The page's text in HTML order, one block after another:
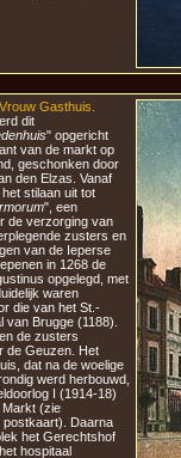
Gasthuis.
dit
" opgericht
van de markt op
geschonken door
den Elzas. Vanaf
stilaan uit tot
", een
de verzorging van
zusters en
van de Ieperse
in 1268 de
opgelegd, met
waren
die van het St.-
van Brugge (1188).
de zusters
de Geuzen. Het
dat na de woelige
werd herbouwd,
I (1914-18)
(zie
Daarna
het Gerechtshof
hospitaal